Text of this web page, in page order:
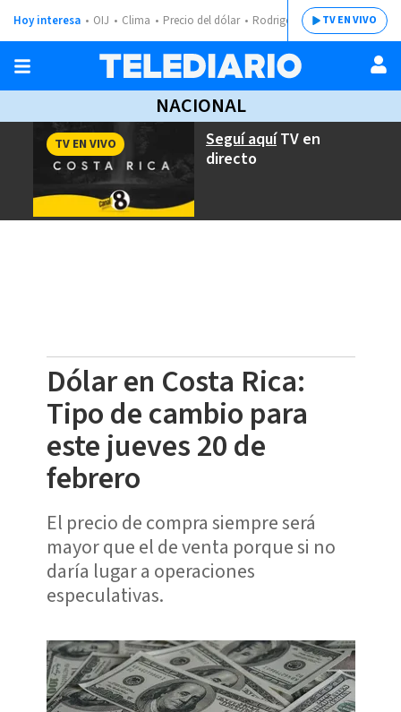
Hoy interesa OIJ Clima Precio del dólar Rodrigo ChavesTV EN VIVO
NACIONAL
Seguí aquíTV en
directo
TV EN VIVO
Dólar en Costa Rica:
Tipo de cambio para
este jueves 20 de
febrero
El precio de compra siempre será
mayor que el de venta porque si no
daría lugar a operaciones
especulativas.